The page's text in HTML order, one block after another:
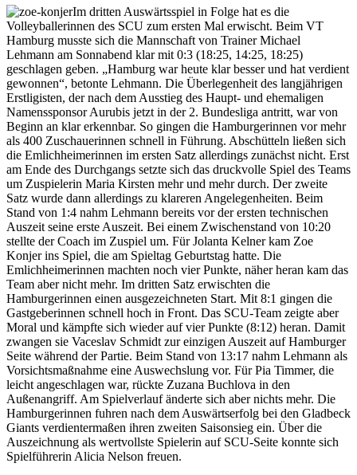
Im dritten Auswärtsspiel in Folge hat es die
Volleyballerinnen des SCU zum ersten Mal erwischt. Beim VT
Hamburg musste sich die Mannschaft von Trainer Michael
Lehmann am Sonnabend klar mit 0:3 (18:25, 14:25, 18:25)
geschlagen geben. „Hamburg war heute klar besser und hat verdient
gewonnen“, betonte Lehmann. Die Überlegenheit des langjährigen
Erstligisten, der nach dem Ausstieg des Haupt- und ehemaligen
Namenssponsor Aurubis jetzt in der 2. Bundesliga antritt, war von
Beginn an klar erkennbar. So gingen die Hamburgerinnen vor mehr
als 400 Zuschauerinnen schnell in Führung. Abschütteln ließen sich
die Emlichheimerinnen im ersten Satz allerdings zunächst nicht. Erst
am Ende des Durchgangs setzte sich das druckvolle Spiel des Teams
um Zuspielerin Maria Kirsten mehr und mehr durch. Der zweite
Satz wurde dann allerdings zu klareren Angelegenheiten. Beim
Stand von 1:4 nahm Lehmann bereits vor der ersten technischen
Auszeit seine erste Auszeit. Bei einem Zwischenstand von 10:20
stellte der Coach im Zuspiel um. Für Jolanta Kelner kam Zoe
Konjer ins Spiel, die am Spieltag Geburtstag hatte. Die
Emlichheimerinnen machten noch vier Punkte, näher heran kam das
Team aber nicht mehr. Im dritten Satz erwischten die
Hamburgerinnen einen ausgezeichneten Start. Mit 8:1 gingen die
Gastgeberinnen schnell hoch in Front. Das SCU-Team zeigte aber
Moral und kämpfte sich wieder auf vier Punkte (8:12) heran. Damit
zwangen sie Vaceslav Schmidt zur einzigen Auszeit auf Hamburger
Seite während der Partie. Beim Stand von 13:17 nahm Lehmann als
Vorsichtsmaßnahme eine Auswechslung vor. Für Pia Timmer, die
leicht angeschlagen war, rückte Zuzana Buchlova in den
Außenangriff. Am Spielverlauf änderte sich aber nichts mehr. Die
Hamburgerinnen fuhren nach dem Auswärtserfolg bei den Gladbeck
Giants verdientermaßen ihren zweiten Saisonsieg ein. Über die
Auszeichnung als wertvollste Spielerin auf SCU-Seite konnte sich
Spielführerin Alicia Nelson freuen.